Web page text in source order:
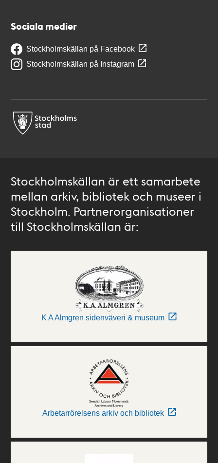
Sociala medier
Stockholmskällan på Facebook
Stockholmskällan på Instagram
Stockholmskällan är ett samarbete
mellan arkiv, bibliotek och museer i
Stockholm. Partnerorganisationer
till Stockholmskällan är:
K A Almgren sidenväveri & museum
Arbetarrörelsens arkiv och bibliotek